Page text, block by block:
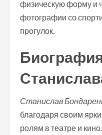
физическую форму и
фотографии со
прогулок.
Станислав
благодаря своим
ролям в театре и